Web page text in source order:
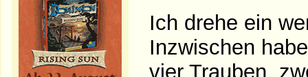
Ich drehe ein
Inzwischen
vier Trauben,